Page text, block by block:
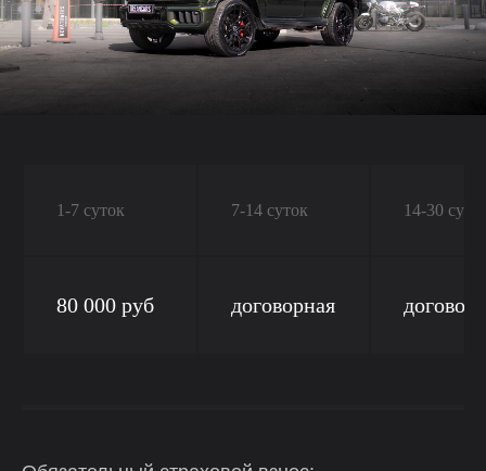
1-7 суток 7-14 суток 14-30
80 000 руб договорная